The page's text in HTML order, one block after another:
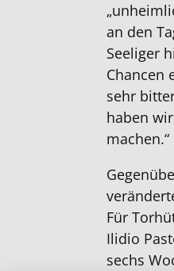
an den
Seeliger
Chancen
sehr
haben
machen.“
Für
Ilidio
sechs